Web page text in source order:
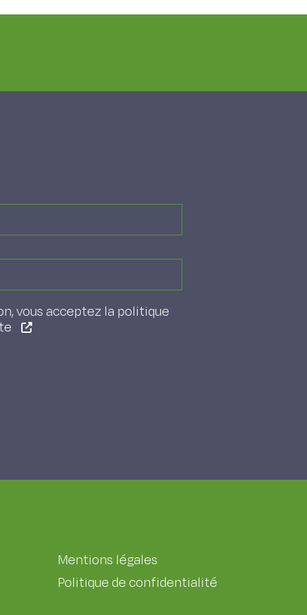
vous acceptez la politique
Mentions légales
Politique de confidentialité